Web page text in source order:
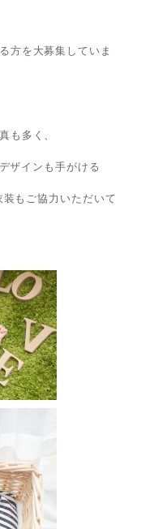
方を大募集していま
も多く、
ザインも手がける
もご協力いただいて